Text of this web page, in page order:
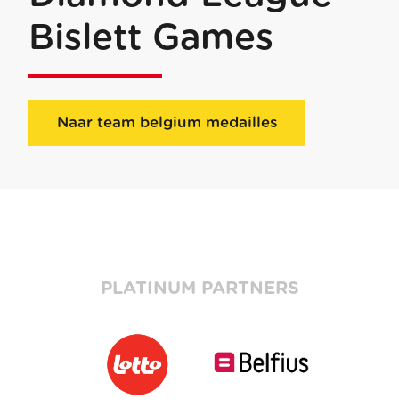
Bislett Games
Naar team belgium medailles
PLATINUM PARTNERS